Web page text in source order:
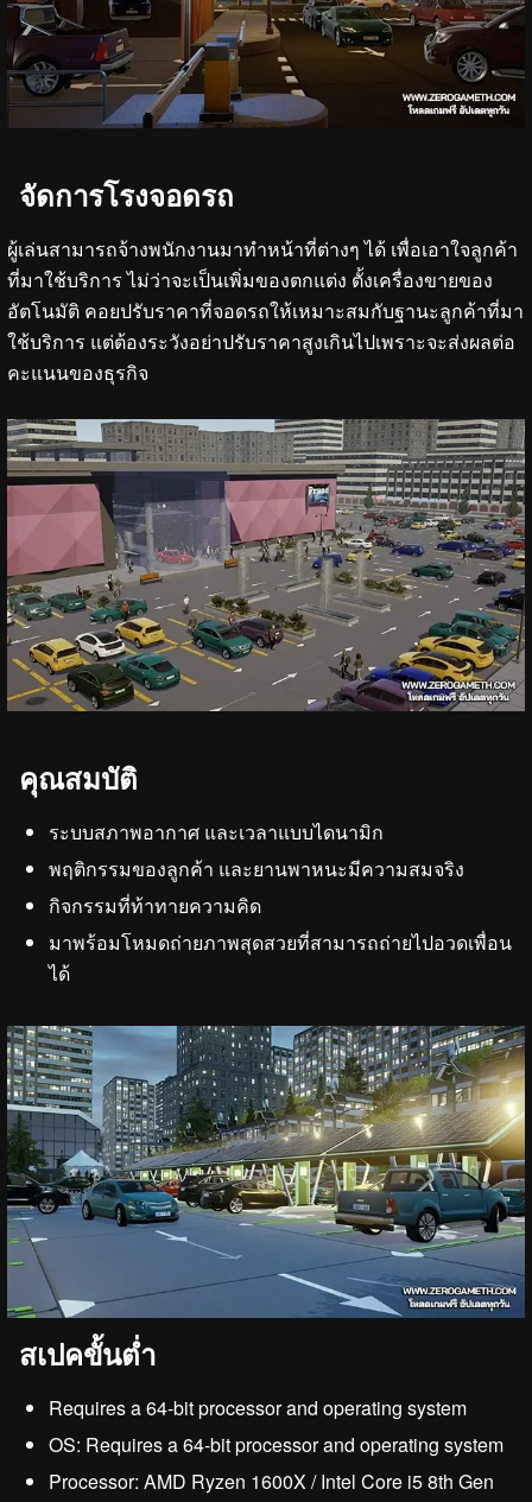
จัดการโรงจอดรถ
ผู้เล่นสามารถจ้างพนักงานมาทำหน้าที่ต่างๆ ได้ เพื่อเอาใจลูกค้า
ที่มาใช้บริการ ไม่ว่าจะเป็นเพิ่มของตกแต่ง ตั้งเครื่องขายของ
อัตโนมัติ คอยปรับราคาที่จอดรถให้เหมาะสมกับฐานะลูกค้าที่มา
ใช้บริการ แต่ต้องระวังอย่าปรับราคาสูงเกินไปเพราะจะส่งผลต่อ
คะแนนของธุรกิจ
คุณสมบัติ
ระบบสภาพอากาศ และเวลาแบบไดนามิก
พฤติกรรมของลูกค้า และยานพาหนะมีความสมจริง
กิจกรรมที่ท้าทายความคิด
มาพร้อมโหมดถ่ายภาพสุดสวยที่สามารถถ่ายไปอวดเพื่อน
ได้
สเปคขั้นต่ำ
Requires a 64-bit processor and operating system
OS: Requires a 64-bit processor and operating system
Processor: AMD Ryzen 1600X / Intel Core i5 8th Gen